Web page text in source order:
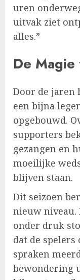
uren
uitvak ziet
alles.”
De
Door de jaren
een bijna
opgebouwd.
supporters
gezangen en
moeilijke
blijven staan.
Dit seizoen
nieuw niveau.
onder druk
dat de spelers
spraken
bewondering